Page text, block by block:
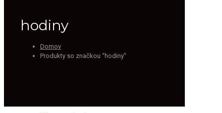
hodiny
Domov
Produkty so značkou “hodiny”